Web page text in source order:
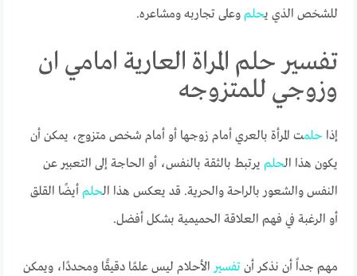
للشخص الذي يحلم وعلى تجاربه ومشاعره.
تفسير حلم المراة العارية امامي ان
وزوجي للمتزوجه
إذا حلمت المرأة بالعري أمام زوجها أو أمام شخص متزوج، يمكن أن
يكون هذا الحلم يرتبط بالثقة بالنفس، أو الحاجة إلى التعبير عن
النفس والشعور بالراحة والحرية. قد يعكس هذا الحلم أيضًا القلق
أو الرغبة في فهم العلاقة الحميمية بشكل أفضل.
مهم جداً أن نذكر أنتفسير الأحلام ليس علمًا دقيقًا ومحددًا، ويمكن